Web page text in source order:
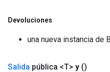
Devoluciones
una nueva instancia de
Salida pública <T> y ()